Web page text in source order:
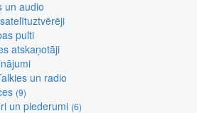
un audio
pulti
atskaņotāji
un radio
(9)
un piederumi (6)